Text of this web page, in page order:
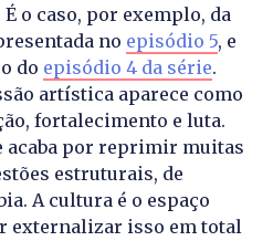
É o caso, por exemplo, da
no episódio 5, e
do episódio 4 da série.
artística aparece como
fortalecimento e luta.
acaba por reprimir muitas
estruturais, de
A cultura é o espaço
externalizar isso em total